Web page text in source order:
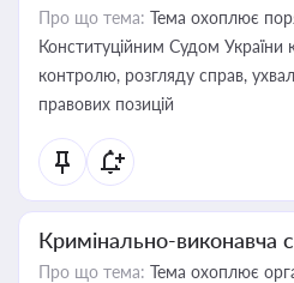
Про що тема: Тема охоплює
Конституційним Судом України
контролю, розгляду справ,
правових позицій
Кримінально-виконавча
Про що тема: Тема охоплює